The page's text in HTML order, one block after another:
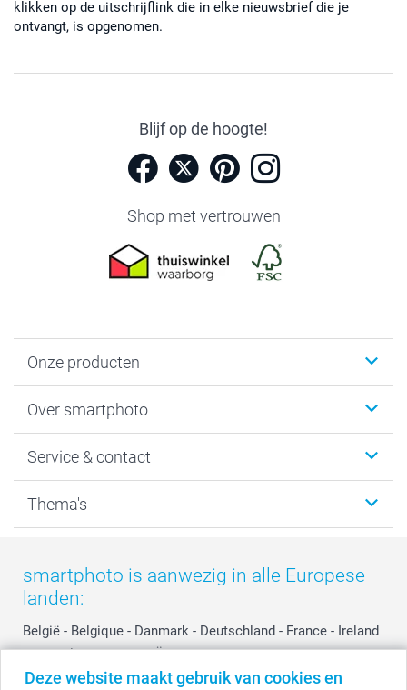
Deze website maakt gebruik van cookies en
klikken op de uitschrijflink die in elke nieuwsbrief die je
ontvangt, is opgenomen.
Blijf op de hoogte!
Shop met vertrouwen
Onze producten
Fotoboeken
Fotocadeaus
Kaarten
Over smartphoto
Vacatures
Bestelproces
Privacy
Cookiebeleid
Reviews
Prijslijst
Investor Relations
Service & contact
Tevredenheidsgarantie
smartbonus
smartfriends
service@smartphoto.nl
Affiliate partnerprogramma
Partnerships
Thema's
Moederdag
Vaderdag
Huwelijk
smartphoto is aanwezig in alle Europese
landen:
België - Belgique - Danmark - Deutschland - France - Ireland
- Nederland - Norge - Österreich - Schweiz - Suisse -
Switzerland - Suomi - Sverige - United Kingdom -